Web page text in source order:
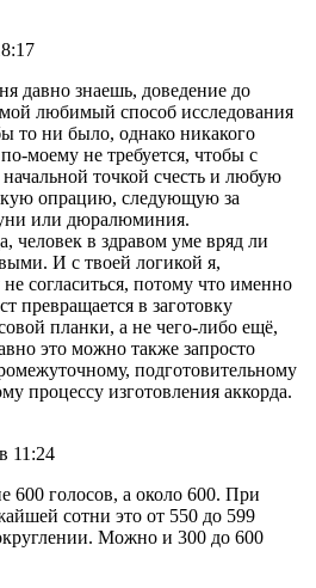
давно знаешь, доведение до
мой любимый способ исследования
то ни было, однако никакого
моему не требуется, чтобы с
точкой счесть и любую
опрацию, следующую за
или дюралюминия.
человек в здравом уме вряд ли
И с твоей логикой я,
не согласиться, потому что именно
превращается в заготовку
планки, а не чего-либо ещё,
это можно также запросто
подготовительному
процессу изготовления аккорда.
11:24
600 голосов, а около 600. При
сотни это от 550 до 599
Можно и 300 до 600